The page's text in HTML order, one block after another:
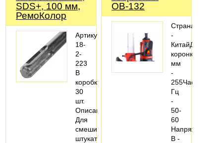
SDS+, 100 мм,
РемоКолор
Артикул:
18-
2-
223
В
коробке:
30
шт.
Описание:
Для
смешивания
штукатурных
ОВ-132
Страна
-
КитайДиаметр
коронки,
мм
-
255Частота,
Гц
-
50-
60
Напряжение,
В -